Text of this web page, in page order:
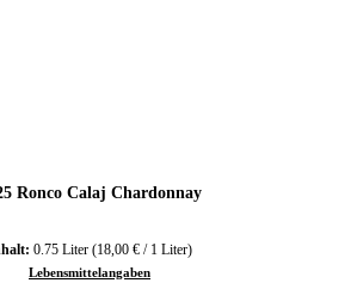
Ronco Calaj Chardonnay
0.75 Liter (18,00 € / 1 Liter)
Lebensmittelangaben